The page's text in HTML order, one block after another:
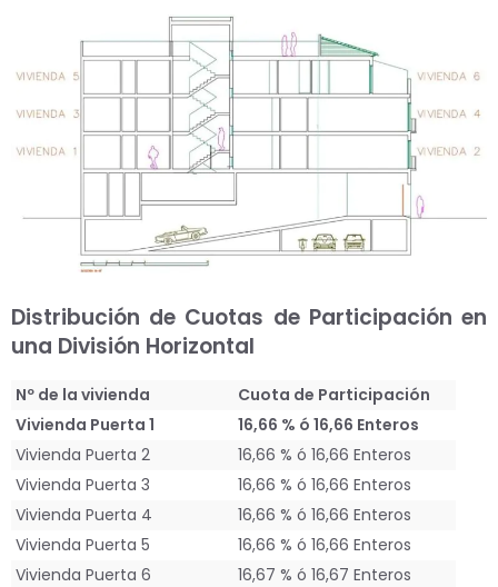
Distribución de Cuotas de Participación en
una División Horizontal
Nº de la vivienda
Cuota de Participación
Vivienda Puerta 1
16,66 % ó 16,66 Enteros
Vivienda Puerta 2
16,66 % ó 16,66 Enteros
Vivienda Puerta 3
16,66 % ó 16,66 Enteros
Vivienda Puerta 4
16,66 % ó 16,66 Enteros
Vivienda Puerta 5
16,66 % ó 16,66 Enteros
Vivienda Puerta 6
16,67 % ó 16,67 Enteros